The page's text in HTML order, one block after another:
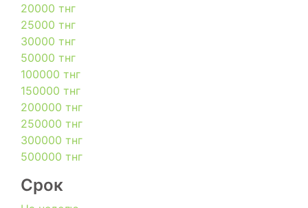
20000 тнг
25000 тнг
30000 тнг
50000 тнг
100000 тнг
150000 тнг
200000 тнг
250000 тнг
300000 тнг
500000 тнг
Срок